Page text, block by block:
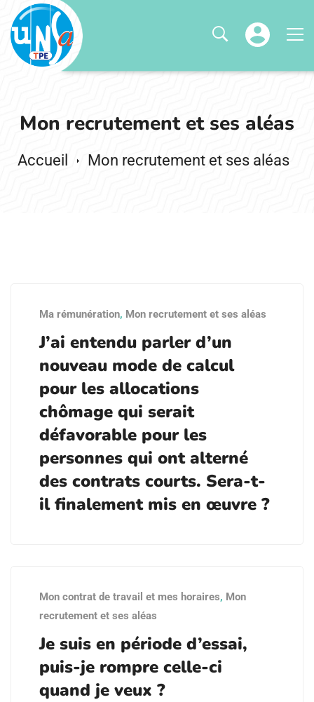
Mon recrutement et ses aléas
Mon recrutement et ses aléas
Ma rémunération, Mon recrutement et ses aléas
J’ai entendu parler d’un
nouveau mode de calcul
pour les allocations
chômage qui serait
défavorable pour les
personnes qui ont alterné
des contrats courts. Sera-t-
il finalement mis en œuvre ?
Mon contrat de travail et mes horaires, Mon
recrutement et ses aléas
Je suis en période d’essai,
puis-je rompre celle-ci
quand je veux ?